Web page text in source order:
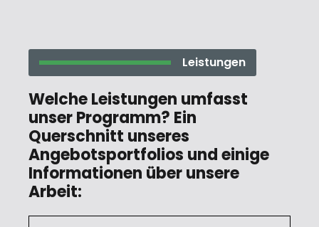
Leistungen
Welche Leistungen umfasst
unser Programm? Ein
Querschnitt unseres
Angebotsportfolios und einige
Informationen über unsere
Arbeit: